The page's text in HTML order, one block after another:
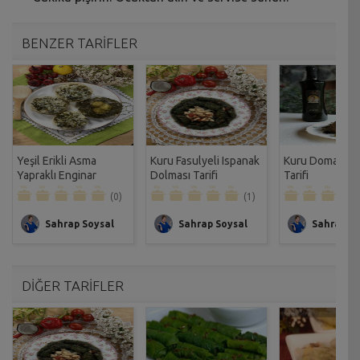
BENZER TARİFLER
Yeşil Erikli Asma
Yapraklı Enginar
Dolması Tarifi
(0)
Sahrap Soysal
Kuru Fasulyeli Ispanak
Dolması Tarifi
(1)
Sahrap Soysal
Kuru Domatesli
Tarifi
Sahrap
DİĞER TARİFLER